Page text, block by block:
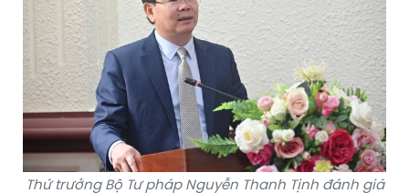
Thứ trưởng Bộ Tư pháp Nguyễn Thanh Tịnh đánh giá
cao các nội dung phối hợp.